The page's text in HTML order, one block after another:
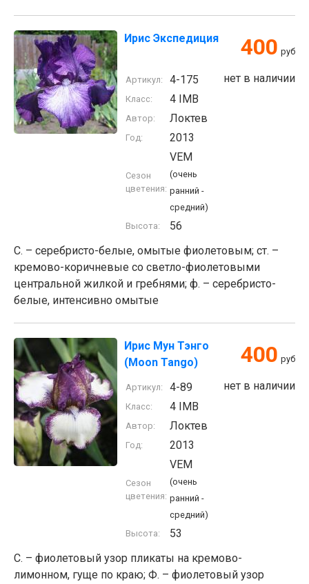
Ирис Экспедиция 400 руб
нет в наличии
Артикул: 4-175
Класс: 4 IMB
Автор: Локтев
Год: 2013
Сезон
цветения:
VEM
(очень
ранний -
средний)
Высота:
56
С. – серебристо-белые, омытые фиолетовым; ст. –
кремово-коричневые со светло-фиолетовыми
центральной жилкой и гребнями; ф. – серебристо-
белые, интенсивно омытые
Ирис Мун Тэнго
(Moon Tango)
400 руб
нет в наличии
Артикул: 4-89
Класс: 4 IMB
Автор: Локтев
Год: 2013
Сезон
цветения:
VEM
(очень
ранний -
средний)
Высота:
53
С. – фиолетовый узор пликаты на кремово-
лимонном, гуще по краю; Ф. – фиолетовый узор